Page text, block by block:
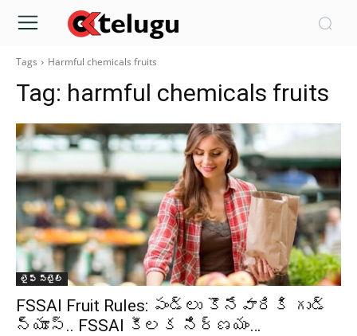
Tags Harmful chemicals fruits
Tag: harmful chemicals fruits
లైఫ్ స్టైల్
FSSAI Fruit Rules: పండ్లు కొనేవారికి గుడ్
న్యూస్.. FSSAI కీలక నిర్ణయం…